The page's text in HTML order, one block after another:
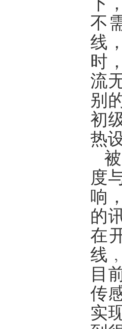
不
线
时
流
别
初
热
度
响
的
在
线
目
传
实